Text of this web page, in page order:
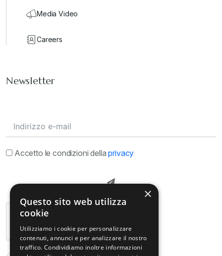
Media Video
Careers
Newsletter
Accetto le condizioni dellaprivacy
×
Questo sito web utilizza
cookie
Utilizziamo i cookie per personalizzare
contenuti, annunci e per analizzare il nostro
traffico. Condividiamo inoltre informazioni